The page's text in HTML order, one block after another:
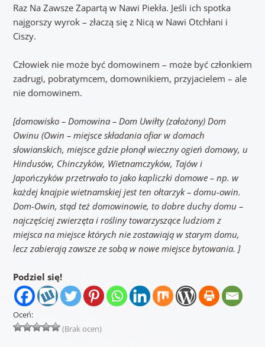
Raz Na Zawsze Zapartą w Nawi Piekła. Jeśli ich spotka
najgorszy wyrok – złaczą się z Nicą w Nawi Otchłani i
Ciszy.
Człowiek nie może być domowinem – może być członkiem
zadrugi, pobratymcem, domownikiem, przyjacielem – ale
nie domowinem.
[domowisko – Domowina – Dom Uwiłty (założony) Dom
Owinu (Owin – miejsce składania ofiar w domach
słowianskich, miejsce gdzie płonął wieczny ogień domowy, u
Hindusów, Chinczyków, Wietnamczyków, Tajów i
Japończyków przetrwało to jako kapliczki domowe – np. w
każdej knajpie wietnamskiej jest ten ołtarzyk – domu-owin.
Dom-Owin, stąd też domowinowie, to dobre duchy domu –
najczęściej zwierzęta i rośliny towarzyszące ludziom z
miejsca na miejsce których nie zostawiają w starym domu,
lecz zabierają zawsze ze sobą w nowe miejsce bytowania. ]
Podziel się!
Oceń:
(Brak ocen)